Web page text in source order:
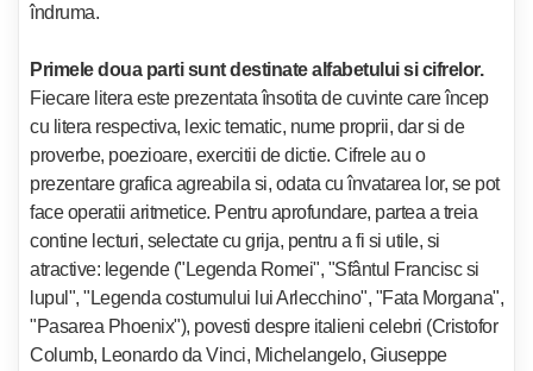
îndruma.
Primele doua parti sunt destinate alfabetului si cifrelor.
Fiecare litera este prezentata însotita de cuvinte care încep
cu litera respectiva, lexic tematic, nume proprii, dar si de
proverbe, poezioare, exercitii de dictie. Cifrele au o
prezentare grafica agreabila si, odata cu învatarea lor, se pot
face operatii aritmetice. Pentru aprofundare, partea a treia
contine lecturi, selectate cu grija, pentru a fi si utile, si
atractive: legende ("Legenda Romei", "Sfântul Francisc si
lupul", "Legenda costumului lui Arlecchino", "Fata Morgana",
"Pasarea Phoenix"), povesti despre italieni celebri (Cristofor
Columb, Leonardo da Vinci, Michelangelo, Giuseppe